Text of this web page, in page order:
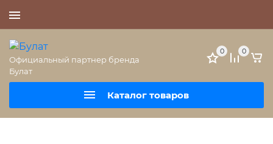
Официальный партнер бренда
Булат
Каталог товаров
0 0